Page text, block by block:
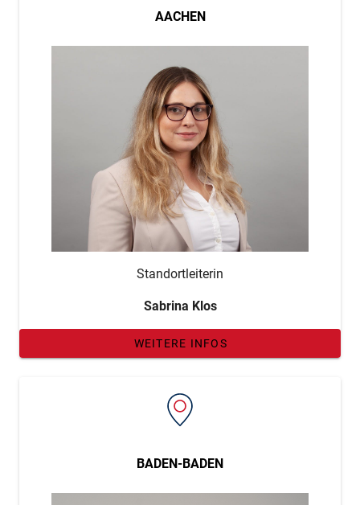
AACHEN
Standortleiterin
Sabrina Klos
WEITERE INFOS
BADEN-BADEN